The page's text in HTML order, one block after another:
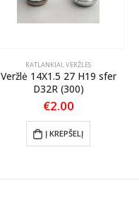
RATLANKIAI,VERŽLĖS
Veržlė 14X1.5 27 H19 sfer
D32R (300)
€2.00
Į KREPŠELĮ